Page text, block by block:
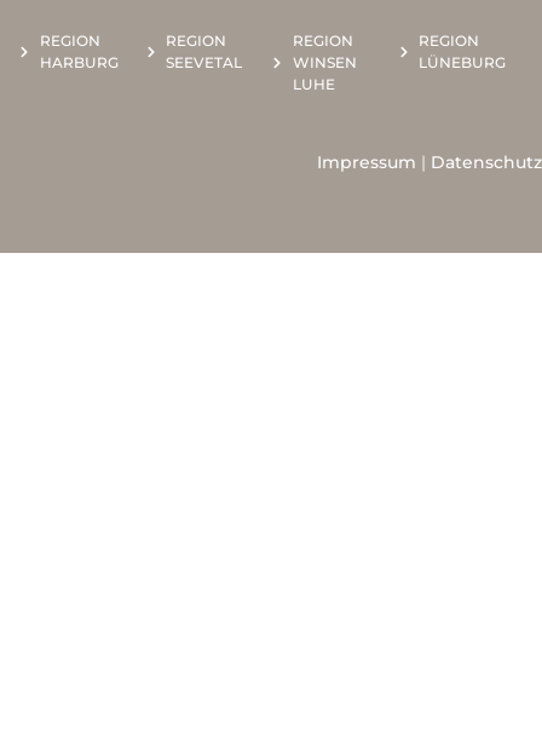
REGION
HARBURG
REGION
SEEVETAL
REGION
WINSEN
LUHE
REGION
LÜNEBURG
Impressum | Datenschutz